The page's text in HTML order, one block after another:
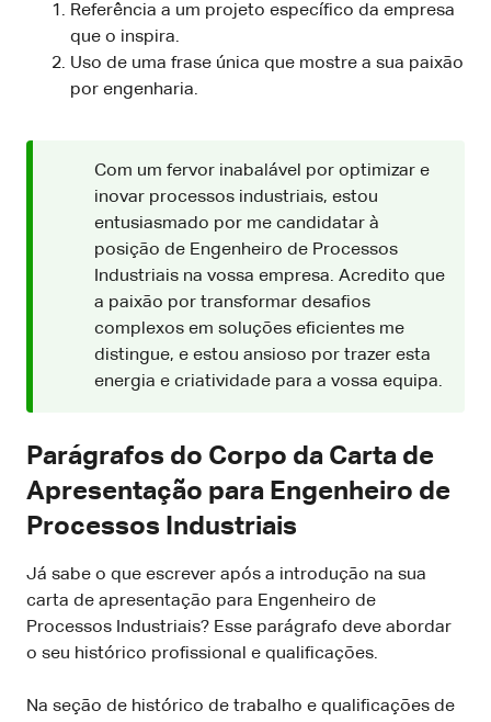
Referência a um projeto específico da empresa
que o inspira.
Uso de uma frase única que mostre a sua paixão
por engenharia.
Com um fervor inabalável por optimizar e
inovar processos industriais, estou
entusiasmado por me candidatar à
posição de Engenheiro de Processos
Industriais na vossa empresa. Acredito que
a paixão por transformar desafios
complexos em soluções eficientes me
distingue, e estou ansioso por trazer esta
energia e criatividade para a vossa equipa.
Parágrafos do Corpo da Carta de
Apresentação para Engenheiro de
Processos Industriais
Já sabe o que escrever após a introdução na sua
carta de apresentação para Engenheiro de
Processos Industriais? Esse parágrafo deve abordar
o seu histórico profissional e qualificações.
Na seção de histórico de trabalho e qualificações de